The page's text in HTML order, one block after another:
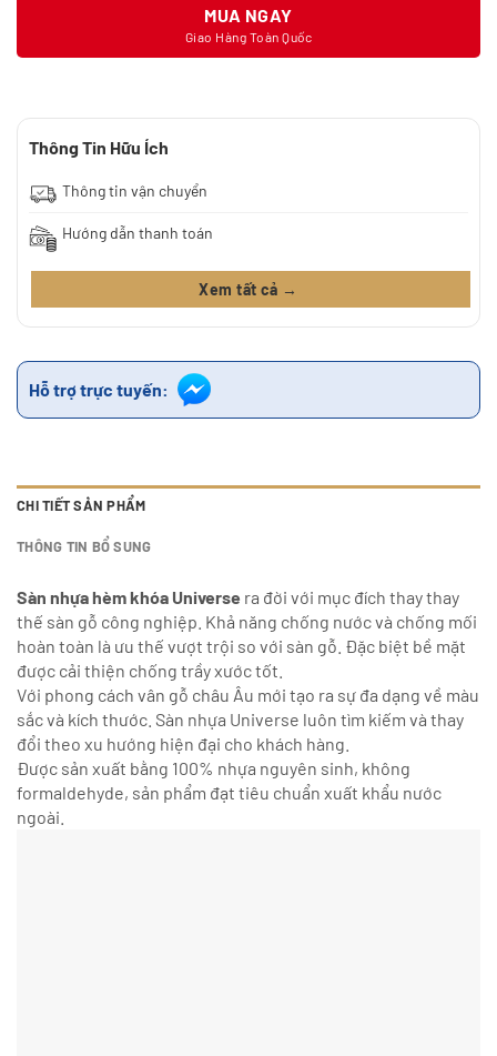
MUA NGAY
Giao Hàng Toàn Quốc
Thông Tin Hữu Ích
Thông tin vận chuyển
Hướng dẫn thanh toán
Xem tất cả →
Hỗ trợ trực tuyến:
CHI TIẾT SẢN PHẨM
THÔNG TIN BỔ SUNG
Sàn nhựa hèm khóa Universe ra đời với mục đích thay thay
thế sàn gỗ công nghiệp. Khả năng chống nước và chống mối
hoàn toàn là ưu thế vượt trội so với sàn gỗ. Đặc biệt bề mặt
được cải thiện chống trầy xước tốt.
Với phong cách vân gỗ châu Âu mới tạo ra sự đa dạng về màu
sắc và kích thước. Sàn nhựa Universe luôn tìm kiếm và thay
đổi theo xu hướng hiện đại cho khách hàng.
Được sản xuất bằng 100% nhựa nguyên sinh, không
formaldehyde, sản phẩm đạt tiêu chuẩn xuất khẩu nước
ngoài.